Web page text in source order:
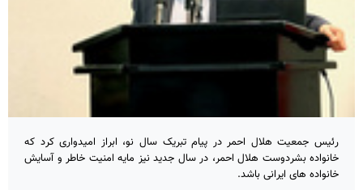
رئیس جمعیت هلال احمر در پیام تبریک سال نو، ابراز امیدواری کرد که
خانواده بشردوست هلال احمر، در سال جدید نیز مایه امنیت خاطر و آسایش
خانواده های ایرانی باشد.